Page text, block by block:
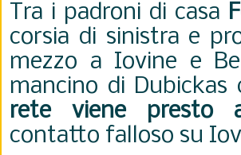
Tra i padroni di casa
corsia di sinistra e
mezzo a Iovine e
mancino di
rete viene presto
contatto falloso su